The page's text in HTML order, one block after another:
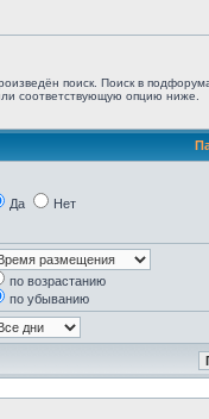
поиск. Поиск в
соответствующую опцию ниже.
Да Нет
по возрастанию
по убыванию